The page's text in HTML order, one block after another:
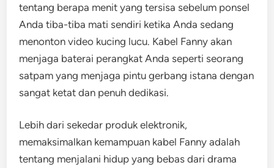
tentang berapa menit yang tersisa sebelum ponsel
Anda tiba-tiba mati sendiri ketika Anda sedang
menonton video kucing lucu. Kabel Fanny akan
menjaga baterai perangkat Anda seperti seorang
satpam yang menjaga pintu gerbang istana dengan
sangat ketat dan penuh dedikasi.
Lebih dari sekedar produk elektronik,
memaksimalkan kemampuan kabel Fanny adalah
tentang menjalani hidup yang bebas dari drama